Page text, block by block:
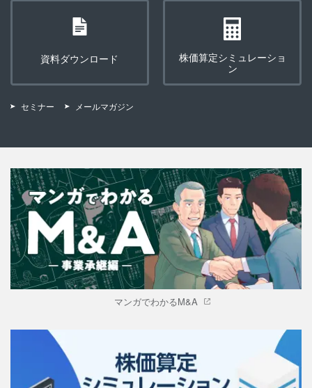
資料ダウンロード
株価算定シミュレーショ
ン
セミナー メールマガジン
マンガでわかるM&A